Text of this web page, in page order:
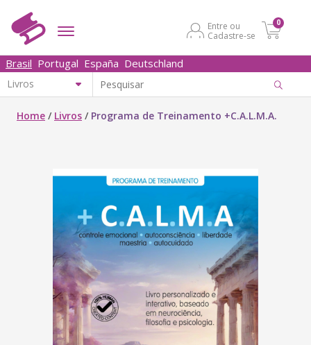
Entre ou
Cadastre-se
0
Brasil Portugal España Deutschland
Home / Livros / Programa de Treinamento +C.A.L.M.A.